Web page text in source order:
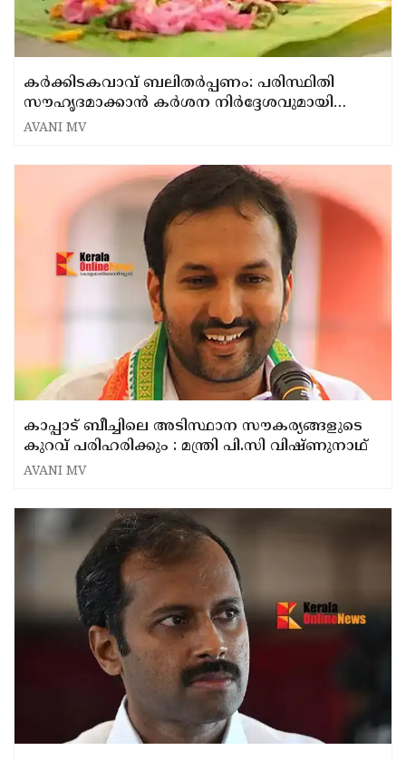
കർക്കിടകവാവ് ബലിതർപ്പണം: പരിസ്ഥിതി
സൗഹൃദമാക്കാൻ കർശന നിർദ്ദേശവുമായി
ശുചിത്വ മിഷൻ
AVANI MV
കാപ്പാട് ബീച്ചിലെ അടിസ്ഥാന സൗകര്യങ്ങളുടെ
കുറവ് പരിഹരിക്കും : മന്ത്രി പി.സി വിഷ്ണുനാഥ്
AVANI MV